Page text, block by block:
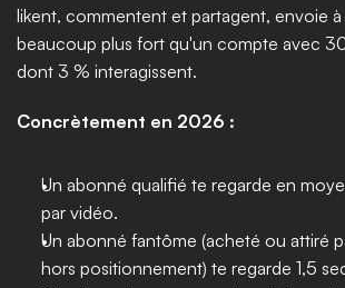
likent, commentent et partagent, envoie à
beaucoup plus fort qu'un compte avec
dont 3 % interagissent.
Concrètement en 2026 :
Un abonné qualifié te regarde en
par vidéo.
Un abonné fantôme (acheté ou attiré
hors positionnement) te regarde 1,5